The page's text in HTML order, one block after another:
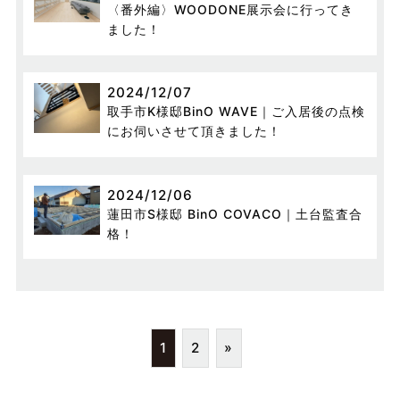
〈番外編〉WOODONE展示会に行ってき
ました！
2024/12/07
取手市K様邸BinO WAVE｜ご入居後の点検
にお伺いさせて頂きました！
2024/12/06
蓮田市S様邸 BinO COVACO｜土台監査合
格！
1 2 »